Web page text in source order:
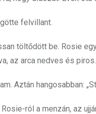
felvillant.
töltődött be. Rosie
az arca nedves és piros.
Aztán hangosabban:
ról a menzán, az